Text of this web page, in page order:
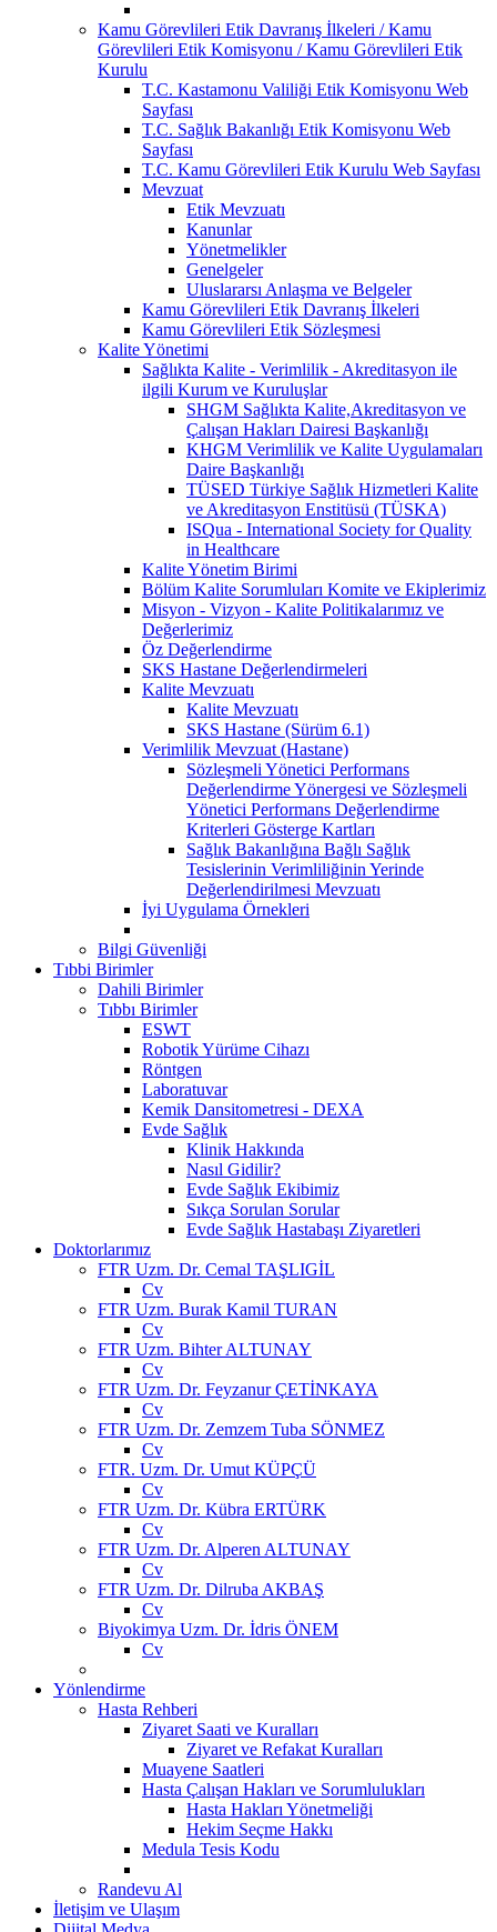
Kamu Görevlileri Etik Davranış İlkeleri / Kamu
Görevlileri Etik Komisyonu / Kamu Görevlileri Etik
Kurulu
T.C. Kastamonu Valiliği Etik Komisyonu Web
Sayfası
T.C. Sağlık Bakanlığı Etik Komisyonu Web
Sayfası
T.C. Kamu Görevlileri Etik Kurulu Web Sayfası
Mevzuat
Etik Mevzuatı
Kanunlar
Yönetmelikler
Genelgeler
Uluslararsı Anlaşma ve Belgeler
Kamu Görevlileri Etik Davranış İlkeleri
Kamu Görevlileri Etik Sözleşmesi
Kalite Yönetimi
Sağlıkta Kalite - Verimlilik - Akreditasyon ile
ilgili Kurum ve Kuruluşlar
SHGM Sağlıkta Kalite,Akreditasyon ve
Çalışan Hakları Dairesi Başkanlığı
KHGM Verimlilik ve Kalite Uygulamaları
Daire Başkanlığı
TÜSED Türkiye Sağlık Hizmetleri Kalite
ve Akreditasyon Enstitüsü (TÜSKA)
ISQua - International Society for Quality
in Healthcare
Kalite Yönetim Birimi
Bölüm Kalite Sorumluları Komite ve Ekiplerimiz
Misyon - Vizyon - Kalite Politikalarımız ve
Değerlerimiz
Öz Değerlendirme
SKS Hastane Değerlendirmeleri
Kalite Mevzuatı
Kalite Mevzuatı
SKS Hastane (Sürüm 6.1)
Verimlilik Mevzuat (Hastane)
Sözleşmeli Yönetici Performans
Değerlendirme Yönergesi ve Sözleşmeli
Yönetici Performans Değerlendirme
Kriterleri Gösterge Kartları
Sağlık Bakanlığına Bağlı Sağlık
Tesislerinin Verimliliğinin Yerinde
Değerlendirilmesi Mevzuatı
İyi Uygulama Örnekleri
Bilgi Güvenliği
Tıbbi Birimler
Dahili Birimler
Tıbbı Birimler
ESWT
Robotik Yürüme Cihazı
Röntgen
Laboratuvar
Kemik Dansitometresi - DEXA
Evde Sağlık
Klinik Hakkında
Nasıl Gidilir?
Evde Sağlık Ekibimiz
Sıkça Sorulan Sorular
Evde Sağlık Hastabaşı Ziyaretleri
Doktorlarımız
FTR Uzm. Dr. Cemal TAŞLIGİL
Cv
FTR Uzm. Burak Kamil TURAN
Cv
FTR Uzm. Bihter ALTUNAY
Cv
FTR Uzm. Dr. Feyzanur ÇETİNKAYA
Cv
FTR Uzm. Dr. Zemzem Tuba SÖNMEZ
Cv
FTR. Uzm. Dr. Umut KÜPÇÜ
Cv
FTR Uzm. Dr. Kübra ERTÜRK
Cv
FTR Uzm. Dr. Alperen ALTUNAY
Cv
FTR Uzm. Dr. Dilruba AKBAŞ
Cv
Biyokimya Uzm. Dr. İdris ÖNEM
Cv
Yönlendirme
Hasta Rehberi
Ziyaret Saati ve Kuralları
Ziyaret ve Refakat Kuralları
Muayene Saatleri
Hasta Çalışan Hakları ve Sorumlulukları
Hasta Hakları Yönetmeliği
Hekim Seçme Hakkı
Medula Tesis Kodu
Randevu Al
İletişim ve Ulaşım